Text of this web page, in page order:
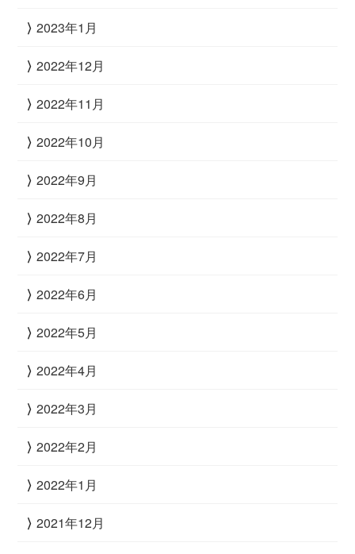
2023年1月
2022年12月
2022年11月
2022年10月
2022年9月
2022年8月
2022年7月
2022年6月
2022年5月
2022年4月
2022年3月
2022年2月
2022年1月
2021年12月